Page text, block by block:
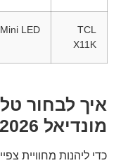
TCL
X11K
Mini LED יוקרתי
מונדיאל 2026?